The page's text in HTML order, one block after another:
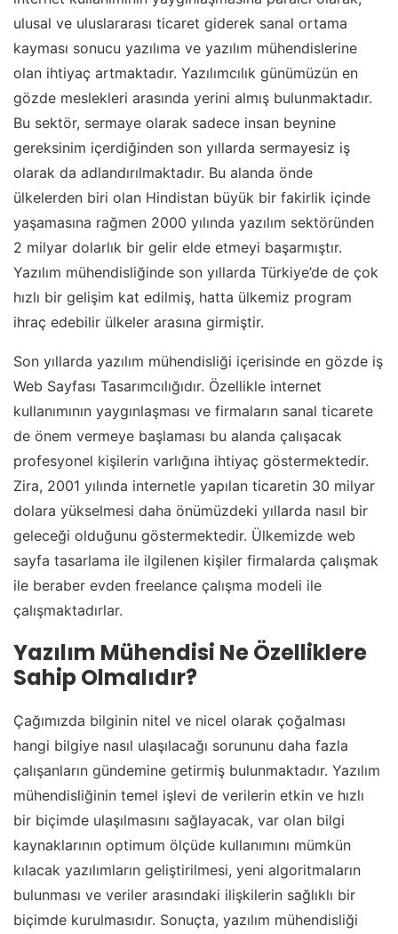
ulusal ve uluslararası ticaret giderek sanal ortama
kayması sonucu yazılıma ve yazılım mühendislerine
olan ihtiyaç artmaktadır. Yazılımcılık günümüzün en
gözde meslekleri arasında yerini almış bulunmaktadır.
Bu sektör, sermaye olarak sadece insan beynine
gereksinim içerdiğinden son yıllarda sermayesiz iş
olarak da adlandırılmaktadır. Bu alanda önde
ülkelerden biri olan Hindistan büyük bir fakirlik içinde
yaşamasına rağmen 2000 yılında yazılım sektöründen
2 milyar dolarlık bir gelir elde etmeyi başarmıştır.
Yazılım mühendisliğinde son yıllarda Türkiye’de de çok
hızlı bir gelişim kat edilmiş, hatta ülkemiz program
ihraç edebilir ülkeler arasına girmiştir.
Son yıllarda yazılım mühendisliği içerisinde en gözde iş
Web Sayfası Tasarımcılığıdır. Özellikle internet
kullanımının yaygınlaşması ve firmaların sanal ticarete
de önem vermeye başlaması bu alanda çalışacak
profesyonel kişilerin varlığına ihtiyaç göstermektedir.
Zira, 2001 yılında internetle yapılan ticaretin 30 milyar
dolara yükselmesi daha önümüzdeki yıllarda nasıl bir
geleceği olduğunu göstermektedir. Ülkemizde web
sayfa tasarlama ile ilgilenen kişiler firmalarda çalışmak
ile beraber evden freelance çalışma modeli ile
çalışmaktadırlar.
Yazılım Mühendisi Ne Özelliklere
Sahip Olmalıdır?
Çağımızda bilginin nitel ve nicel olarak çoğalması
hangi bilgiye nasıl ulaşılacağı sorununu daha fazla
çalışanların gündemine getirmiş bulunmaktadır. Yazılım
mühendisliğinin temel işlevi de verilerin etkin ve hızlı
bir biçimde ulaşılmasını sağlayacak, var olan bilgi
kaynaklarının optimum ölçüde kullanımını mümkün
kılacak yazılımların geliştirilmesi, yeni algoritmaların
bulunması ve veriler arasındaki ilişkilerin sağlıklı bir
biçimde kurulmasıdır. Sonuçta, yazılım mühendisliği